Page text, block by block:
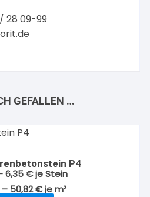
28 09-99
GEFALLEN …
P4
6,35€je Stein
50,82€jem²